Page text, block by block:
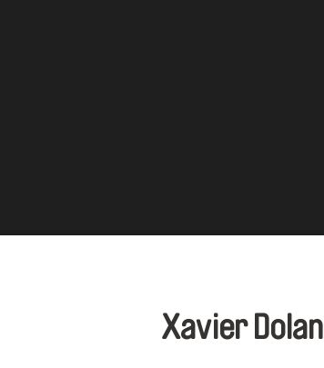
Xavier Dolan